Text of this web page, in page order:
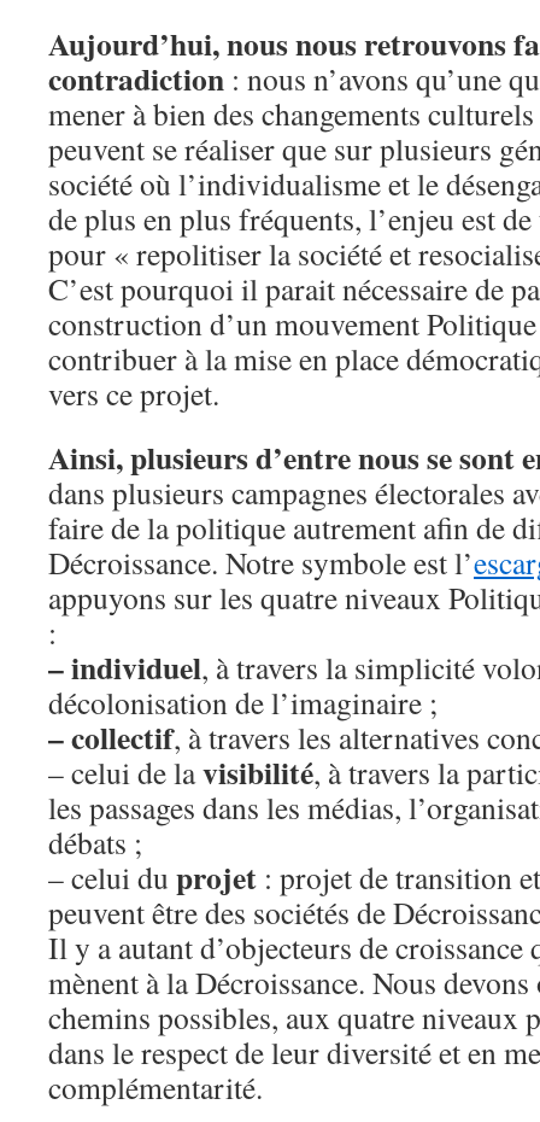
Aujourd’hui, nous nous retrouvons
contradiction : nous n’avons qu’une
mener à bien des changements
peuvent se réaliser que sur plusieurs
société où l’individualisme et le
de plus en plus fréquents, l’enjeu est
pour « repolitiser la société et
C’est pourquoi il parait nécessaire de
construction d’un mouvement
contribuer à la mise en place
vers ce projet.
Ainsi, plusieurs d’entre nous se sont
dans plusieurs campagnes électorales
faire de la politique autrement afin de
Décroissance. Notre symbole est l’
appuyons sur les quatre niveaux
:
– individuel, à travers la simplicité
décolonisation de l’imaginaire ;
– collectif, à travers les alternatives
– celui de lavisibilité, à travers la
les passages dans les médias,
débats ;
– celui du projet : projet de transition
peuvent être des sociétés de
Il y a autant d’objecteurs de croissance
mènent à la Décroissance. Nous
chemins possibles, aux quatre niveaux
dans le respect de leur diversité et en
complémentarité.